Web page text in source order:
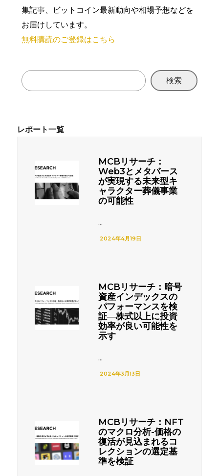
集記事、ビットコイン最新動向や相場予想などを
お届けしています。
無料購読のご登録はこちら
検索
MCBリサーチ：
Web3とメタバース
が実現する未来型キ
ャラクター葬儀事業
の可能性
...
2024年4月19日
MCBリサーチ：暗号
資産インデックスの
パフォーマンスを検
証―株式以上に投資
効率が良い可能性を
示す
...
2024年3月13日
MCBリサーチ：NFT
のマクロ分析-価格の
復活が見込まれるコ
レクションの選定基
準を検証